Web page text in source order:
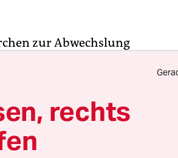
zur Abwechslung
live, selbst
Organisatoren
einer "gigantischen
überzeugen.
Stimmung für die
rechts